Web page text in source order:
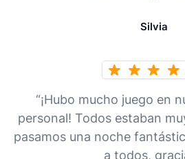
Silvia
“¡Hubo mucho juego en
personal! Todos estaban
pasamos una noche
a todos,